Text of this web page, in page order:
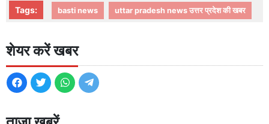
Tags: basti news uttar pradesh news उत्तर प्रदेश की खबर
शेयर करें खबर